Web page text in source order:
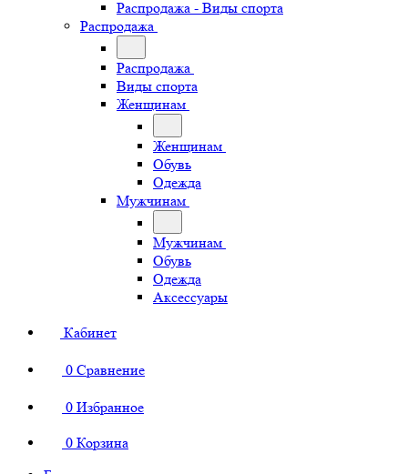
Распродажа - Виды спорта
Распродажа
Распродажа
Виды спорта
Женщинам
Женщинам
Обувь
Одежда
Мужчинам
Мужчинам
Обувь
Одежда
Аксессуары
Кабинет
0 Сравнение
0 Избранное
0 Корзина